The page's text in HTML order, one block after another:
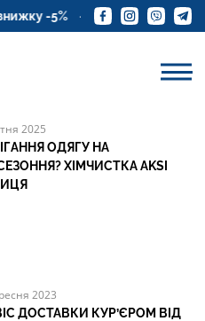
-5% Замовте доставку
2025
ОДЯГУ НА
ХІМЧИСТКА AKSI
2023
ДОСТАВКИ КУР’ЄРОМ ВІД